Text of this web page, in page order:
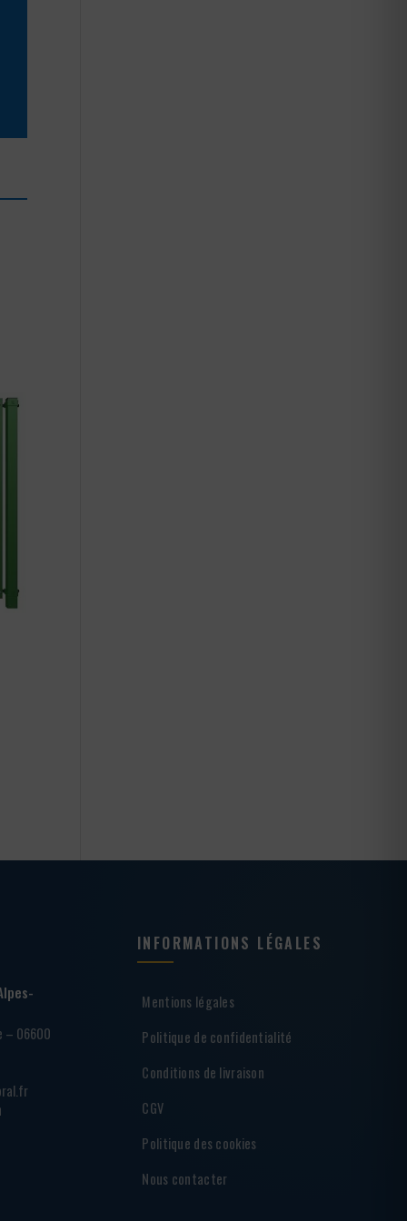
– 06600
INFORMATIONS LÉGALES
Mentions légales
Politique de confidentialité
Conditions de livraison
CGV
Politique des cookies
Nous contacter